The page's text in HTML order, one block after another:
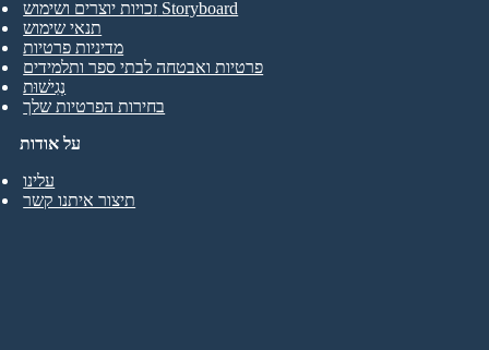
על אודות
עלינו
תיצור איתנו קשר
זכויות יוצרים ושימוש Storyboard
תנאי שימוש
מדיניות פרטיות
פרטיות ואבטחה לבתי ספר ותלמידים
נְגִישׁוּת
בחירות הפרטיות שלך